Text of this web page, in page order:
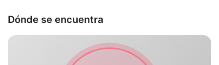
Dónde se encuentra